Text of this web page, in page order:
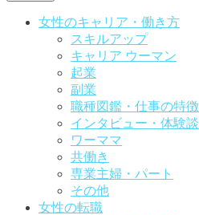
女性のキャリア・働き方
スキルアップ
キャリア ウーマン
起業
副業
職種図鑑・仕事の特徴
インタビュー・体験談
ワーママ
共働き
専業主婦・パート
その他
女性の転職